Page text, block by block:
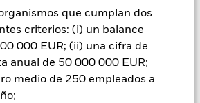
que cumplan dos
criterios: (i) un balance
000 EUR; (ii) una cifra de
anual de 50 000 000 EUR;
medio de 250 empleados a
‘cupón’) y cuyas características son
Por consiguientes, estos
a las variaciones de los tipos de
de afectar al valor de los títulos.
con cobertura de divisas de este
para cubrir el riesgo de divisas. El
una clase de acciones podría conllevar